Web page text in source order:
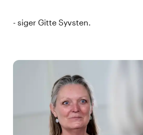
- siger Gitte Syvsten.